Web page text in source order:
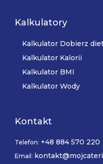
Kalkulatory
Kalkulator Dobierz
Kalkulator Kalorii
Kalkulator BMI
Kalkulator Wody
Kontakt
Telefon: +48 884 570 220
Email: